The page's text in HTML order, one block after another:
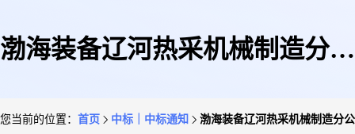
渤海装备辽河热采机械制造分公
您当前的位置： 首页 中标｜中标通知 渤海装备辽河热采机械制造分